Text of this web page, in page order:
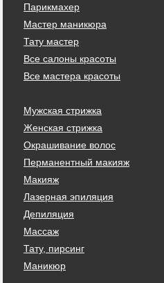
Парикмахер
Мастер маникюра
Тату мастер
Все салоны красоты
Все мастера красоты
Мужская стрижка
Женская стрижка
Окрашивание волос
Перманентный макияж
Макияж
Лазерная эпиляция
Депиляция
Массаж
Тату, пирсинг
Маникюр